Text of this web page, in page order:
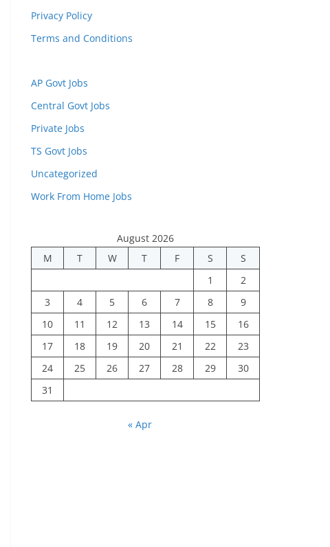
Privacy Policy
Terms and Conditions
AP Govt Jobs
Central Govt Jobs
Private Jobs
TS Govt Jobs
Uncategorized
Work From Home Jobs
August 2026
M
T W T F S
S
1
2
3
4 5 6 7 8
9
10
11 12 13 14 15
16
17
18 19 20 21 22
23
24
25 26 27 28 29
30
31
« Apr